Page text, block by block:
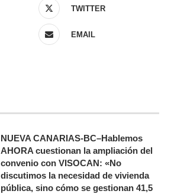
TWITTER
EMAIL
NUEVA CANARIAS-BC–Hablemos
AHORA cuestionan la ampliación del
convenio con VISOCAN: «No
discutimos la necesidad de vivienda
pública, sino cómo se gestionan 41,5